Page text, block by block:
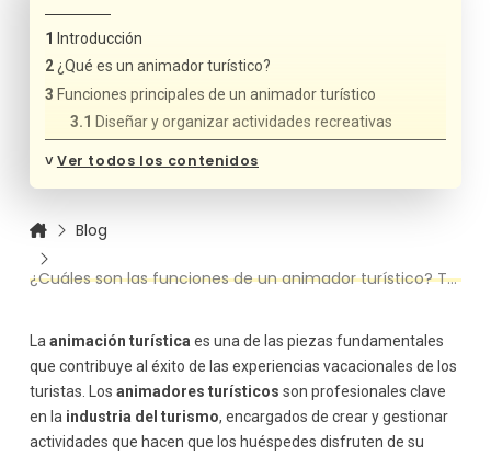
Introducción
¿Qué es un animador turístico?
Funciones principales de un animador turístico
Diseñar y organizar actividades recreativas
Personalizar la experiencia del cliente
Atender a grupos específicos
Habilidades necesarias para ser un buen animador
turístico
˅Ver todos los contenidos
Blog
¿Cuáles son las funciones de un animador turístico? Todo lo que Necesitas Saber
La animación turística es una de las piezas fundamentales
que contribuye al éxito de las experiencias vacacionales de los
turistas. Los animadores turísticos son profesionales clave
en la industria del turismo, encargados de crear y gestionar
actividades que hacen que los huéspedes disfruten de su